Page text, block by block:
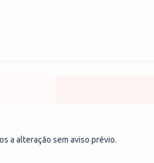
a alteração sem aviso prévio.